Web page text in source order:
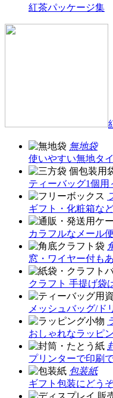
紅茶パッケージ集
無地袋
使いやすい無地タ
ティーバッグ1個用
ギフト・化粧箱な
カラフルなメール
窓・ワイヤー付も
クラフト 手提げ袋
メッシュバッグ/ド
おしゃれなラッピ
プリンターで印刷
包装紙
ギフト包装にどう